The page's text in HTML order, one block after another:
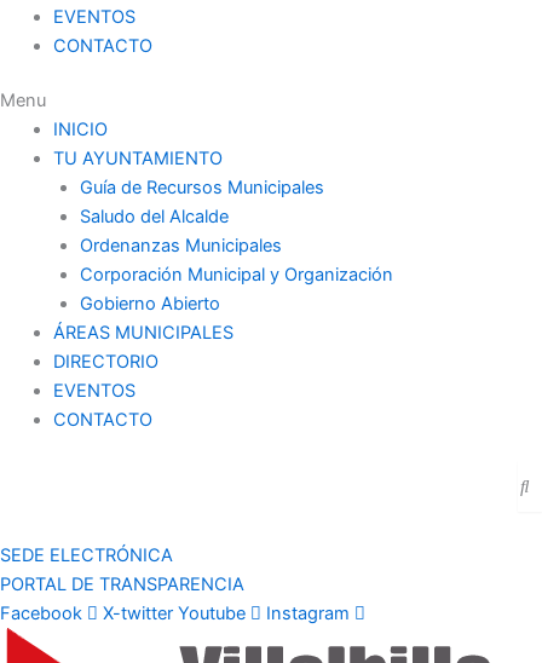
EVENTOS
CONTACTO
Menu
INICIO
TU AYUNTAMIENTO
Guía de Recursos Municipales
Saludo del Alcalde
Ordenanzas Municipales
Corporación Municipal y Organización
Gobierno Abierto
ÁREAS MUNICIPALES
DIRECTORIO
EVENTOS
CONTACTO
SEDE ELECTRÓNICA
PORTAL DE TRANSPARENCIA
Facebook
X-twitter Youtube Instagram